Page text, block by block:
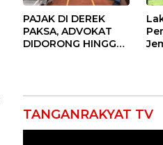
PAJAK DI DEREK
PAKSA, ADVOKAT
DIDORONG HINGGA
Ngamuk Kepung
TANGANRAKYAT TV